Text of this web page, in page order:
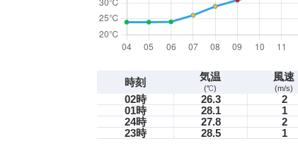
時刻 気温
(℃)
風速
(m/s)
02時 26.3 2
01時
28.1 1
24時
27.8 2
23時
28.5 1